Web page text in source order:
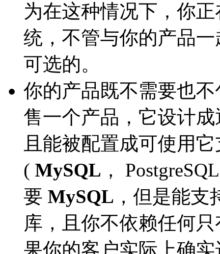
为在这种情况下，你
统，不管与你的产品
可选的。
你的产品既不需要也不
售一个产品，它设计
且能被配置成可使用
( MySQL ，
要 MySQL ，但是能
库，且你不依赖任何只
果你的客户实际上确